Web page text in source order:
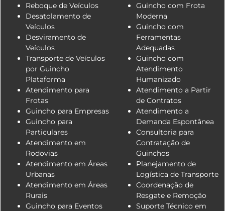
Reboque de Veículos
Desatolamento de
Veículos
Desviramento de
Veículos
Transporte de Veículos
por Guincho
Plataforma
Atendimento para
Frotas
Guincho para Empresas
Guincho para
Particulares
Atendimento em
Rodovias
Atendimento em Áreas
Urbanas
Atendimento em Áreas
Rurais
Guincho para Eventos
Guincho com Frota
Moderna
Guincho com
Ferramentas
Adequadas
Guincho com
Atendimento
Humanizado
Atendimento a Partir
de Contratos
Atendimento a
Demanda Espontânea
Consultoria para
Contratação de
Guinchos
Planejamento de
Logística de Transporte
Coordenação de
Resgate e Remoção
Suporte Técnico em